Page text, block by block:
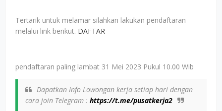
Tertarik untuk melamar silahkan lakukan pendaftaran
melalui link berikut. DAFTAR
pendaftaran paling lambat 31 Mei 2023 Pukul 10.00 Wib
Dapatkan Info Lowongan kerja setiap hari dengan
cara join Telegram : https://t.me/pusatkerja2